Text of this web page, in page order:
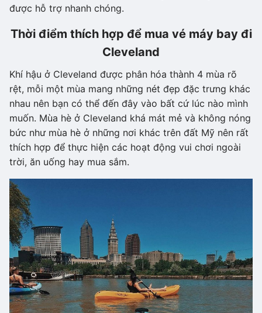
được hỗ trợ nhanh chóng.
Thời điểm thích hợp để mua vé máy bay đi
Cleveland
Khí hậu ở Cleveland được phân hóa thành 4 mùa rõ
rệt, mỗi một mùa mang những nét đẹp đặc trưng khác
nhau nên bạn có thể đến đây vào bất cứ lúc nào mình
muốn. Mùa hè ở Cleveland khá mát mẻ và không nóng
bức như mùa hè ở những nơi khác trên đất Mỹ nên rất
thích hợp để thực hiện các hoạt động vui chơi ngoài
trời, ăn uống hay mua sắm.